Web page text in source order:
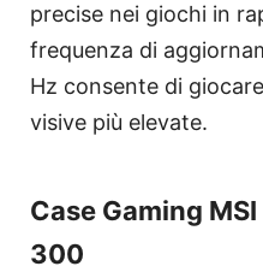
precise nei giochi in
frequenza di
Hz consente di
visive più elevate.
Case Gaming MSI
300